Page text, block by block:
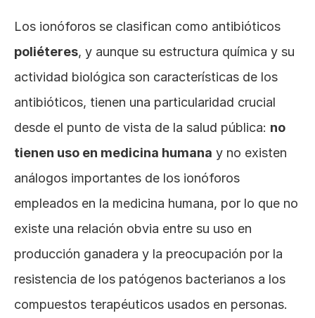
poliéteres, y aunque su estructura química y su
actividad biológica son características de los
antibióticos, tienen una particularidad crucial
desde el punto de vista de la salud pública: no
tienen uso en medicina humana y no existen
análogos importantes de los ionóforos
empleados en la medicina humana, por lo que no
existe una relación obvia entre su uso en
producción ganadera y la preocupación por la
resistencia de los patógenos bacterianos a los
compuestos terapéuticos usados en personas.